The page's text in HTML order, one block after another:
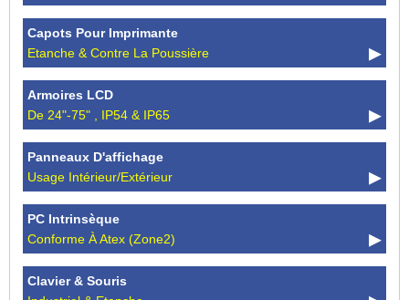
Capots Pour Imprimante
Etanche & Contre La Poussière
Armoires LCD
De 24"-75" , IP54 & IP65
Panneaux D'affichage
Usage Intérieur/extérieur
PC Intrinsèque
Conforme À Atex (Zone2)
Clavier & Souris